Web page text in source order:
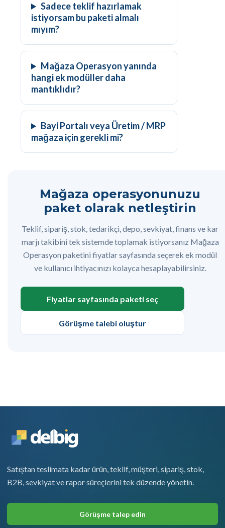
Sadece teklif hazırlamak
istiyorsam bu paketi almalı
mıyım?
Mağaza Operasyon yanında
hangi ek modüller daha
mantıklıdır?
Bayi Portalı veya Üretim / MRP
mağaza için gerekli mi?
Mağaza operasyonunuzu
paket olarak netleştirin
Teklif, sipariş, stok, tedarikçi, depo, sevkiyat, finans ve kar
marjı takibini tek sistemde toplamak istiyorsanız Mağaza
Operasyon paketini fiyatlar sayfasında seçerek ek modül
ve kullanıcı ihtiyacınızı kolayca hesaplayabilirsiniz.
Fiyatlar sayfasında paketi seç
Görüşme talebi oluştur
Satıştan teslimata kadar ürün, teklif, müşteri, sipariş, stok,
B2B, sevkiyat ve rapor süreçlerini tek düzende yönetin.
Görüşme talep edin